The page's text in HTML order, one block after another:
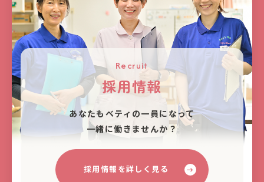
Recruit
採用情報
あなたもベティの⼀員になって
⼀緒に働きませんか？
採用情報を詳しく見る